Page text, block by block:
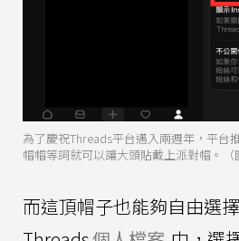
為了慶祝Threads平台邁入兩週年，平台
帽帽等詞就可以讓大頭貼戴上派對帽。（
而這頂帽子也能夠自由選